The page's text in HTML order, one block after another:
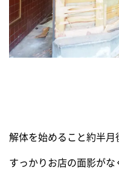
解体を始めること約半月
すっかりお店の面影がな